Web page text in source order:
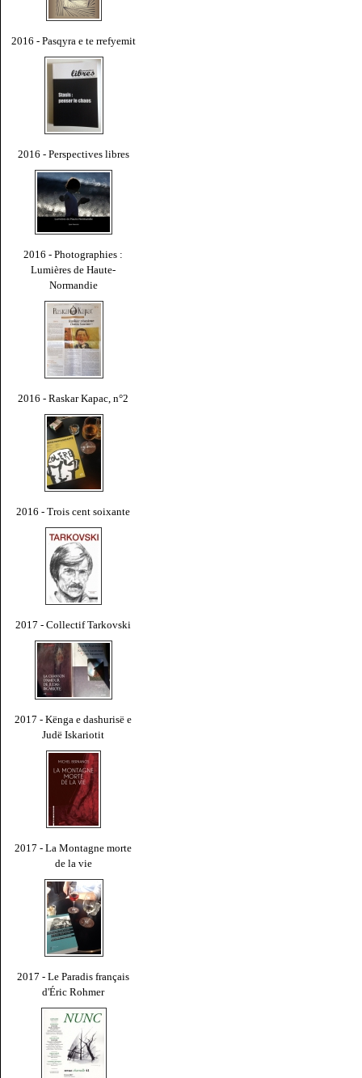
2016 - Pasqyra e te rrefyemit
2016 - Perspectives libres
2016 - Photographies :
Lumières de Haute-
Normandie
2016 - Raskar Kapac, n°2
2016 - Trois cent soixante
2017 - Collectif Tarkovski
2017 - Kënga e dashurisë e
Judë Iskariotit
2017 - La Montagne morte
de la vie
2017 - Le Paradis français
d'Éric Rohmer